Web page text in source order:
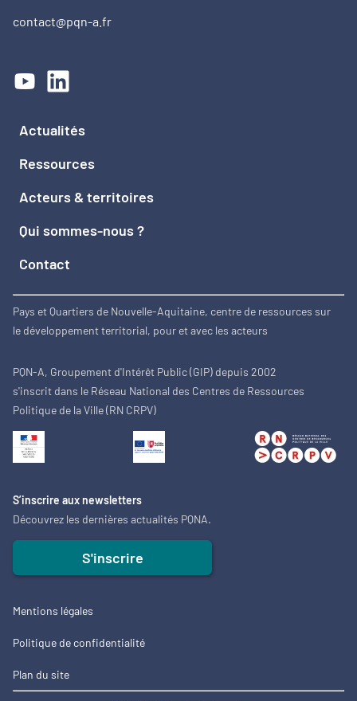
contact@pqn-a.fr
Actualités
Ressources
Acteurs & territoires
Qui sommes-nous ?
Contact
Pays et Quartiers de Nouvelle-Aquitaine, centre de ressources sur
le développement territorial, pour et avec les acteurs
PQN-A, Groupement d'Intérêt Public (GIP) depuis 2002
s'inscrit dans le Réseau National des Centres de Ressources
Politique de la Ville (RN CRPV)
S’inscrire aux newsletters
Découvrez les dernières actualités PQNA.
S'inscrire
Mentions légales
Politique de confidentialité
Plan du site